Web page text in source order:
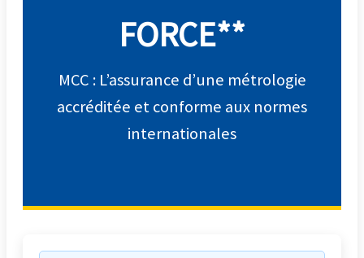
FORCE**
MCC : L’assurance d’une métrologie
accréditée et conforme aux normes
internationales